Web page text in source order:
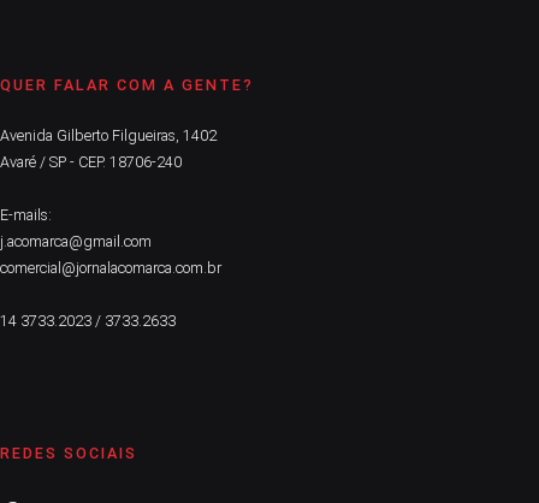
QUER FALAR COM A GENTE?
Avenida Gilberto Filgueiras, 1402
Avaré / SP - CEP. 18706-240
E-mails:
j.acomarca@gmail.com
comercial@jornalacomarca.com.br
14 3733.2023 / 3733.2633
REDES SOCIAIS